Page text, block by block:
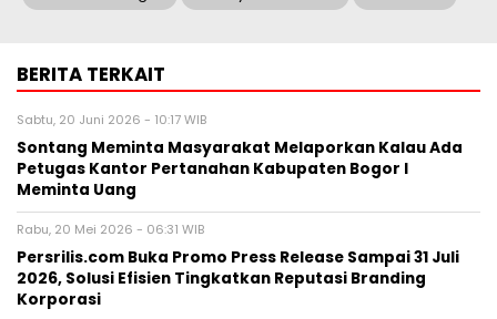
BERITA TERKAIT
Sabtu, 20 Juni 2026 - 10:17 WIB
Sontang Meminta Masyarakat Melaporkan Kalau Ada
Petugas Kantor Pertanahan Kabupaten Bogor I
Meminta Uang
Rabu, 20 Mei 2026 - 06:31 WIB
Persrilis.com Buka Promo Press Release Sampai 31 Juli
2026, Solusi Efisien Tingkatkan Reputasi Branding
Korporasi